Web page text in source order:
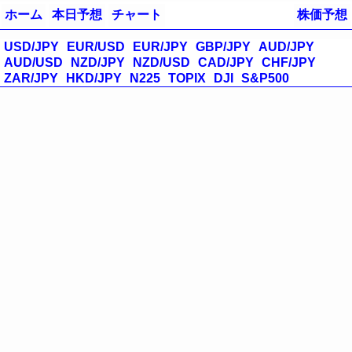
株価予想
ホーム 本日予想 チャート
USD/JPY EUR/USD EUR/JPY GBP/JPY AUD/JPY
AUD/USD
NZD/JPY NZD/USD CAD/JPY CHF/JPY
ZAR/JPY
HKD/JPY N225 TOPIX DJI S&P500